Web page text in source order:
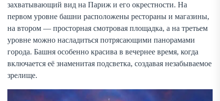
захватывающий вид на Париж и его окрестности. На
первом уровне башни расположены рестораны и магазины,
на втором — просторная смотровая площадка, а на третьем
уровне можно насладиться потрясающими панорамами
города. Башня особенно красива в вечернее время, когда
включается её знаменитая подсветка, создавая незабываемое
зрелище.